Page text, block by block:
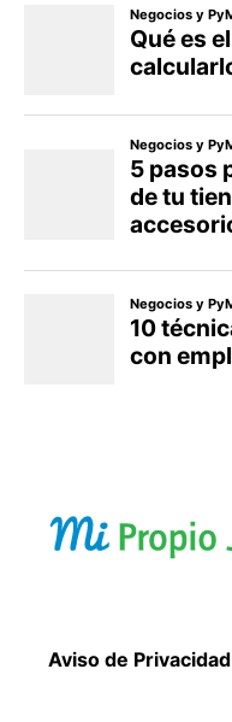
Aviso de Privacidad